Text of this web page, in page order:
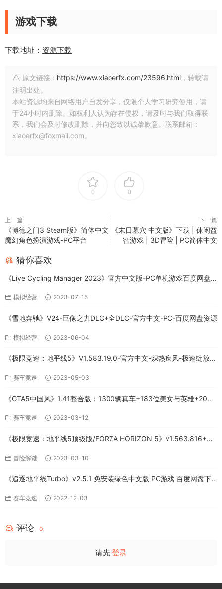
游戏下载
下载地址： 资源下载
原文链接： https://www.xiaoerfx.com/23596.html ，转载请
注明出处。
本站资源均来自网络用户自发分享，仅限个人学习研究使用，请
于24小时内删除。如权利人认为存在侵权，请及时与我们取得联
系，我们会及时修改删除，并向您致以诚挚歉意。联系邮箱：
xiaoerfx@foxmail.com。
0 0
上一篇
《博德之门3 Steam版》简体中文
魔幻角色扮演游戏-PC平台
下一篇
《末日墓穴 中文版》下载 | 休闲益
智游戏 | 3D冒险 | PC简体中文
猜你喜欢
《Live Cycling Manager 2023》官方中文版-PC单机游戏百度网盘
模拟经营 2023-07-15
《雪地奔驰》V24-巨像之力DLC+全DLC-官方中文-PC-百度网盘资源
模拟经营 2023-06-04
《极限竞速：地平线5》V1.583.19.0-官方中文-炽热疾风-极速绽放
赛车竞速 2023-05-03
《GTA5中国风》1.41整合版：1300辆真车+183位美女与英雄+200%
赛车竞速 2023-03-12
《极限竞速：地平线5顶级版/FORZA HORIZON 5》v1.563.816+全
冒险解谜 2023-03-10
《追逐地平线Turbo》v2.5.1 免安装绿色中文版 PC游戏 百度网盘下
赛车竞速 2022-12-03
评论 0
请先 登录